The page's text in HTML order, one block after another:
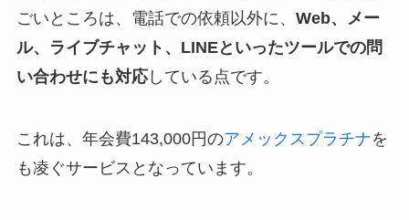
ごいところは、電話での依頼以外に、 Web、メー
ル、ライブチャット、LINEといったツールでの問
い合わせにも対応している点です。
これは、年会費143,000円のアメックスプラチナを
も凌ぐサービスとなっています。